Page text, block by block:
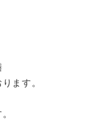
ます。